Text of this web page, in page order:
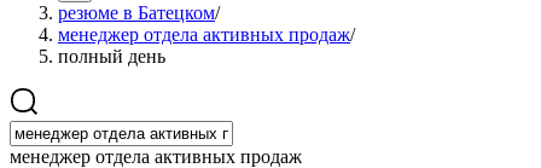
резюме в Батецком/
менеджер отдела активных продаж/
полный день
менеджер отдела активных продаж